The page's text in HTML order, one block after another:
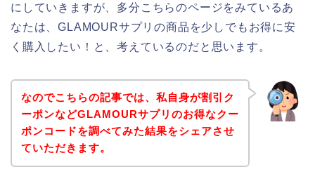
にしていきますが、多分こちらのページをみているあ
なたは、GLAMOURサプリの商品を少しでもお得に安
く購入したい！と、考えているのだと思います。
なのでこちらの記事では、私自身が割引ク
ーポンなどGLAMOURサプリのお得なクー
ポンコードを調べてみた結果をシェアさせ
ていただきます。